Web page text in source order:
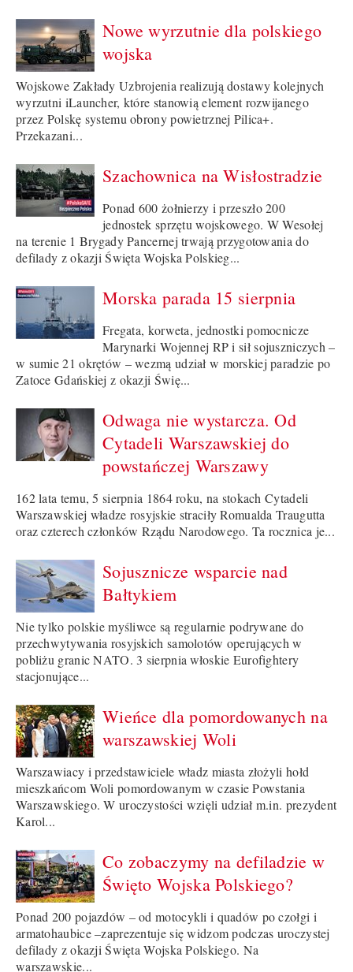
Nowe wyrzutnie dla polskiego
wojska
Wojskowe Zakłady Uzbrojenia realizują dostawy kolejnych
wyrzutni iLauncher, które stanowią element rozwijanego
przez Polskę systemu obrony powietrznej Pilica+.
Przekazani...
Szachownica na Wisłostradzie
Ponad 600 żołnierzy i przeszło 200
jednostek sprzętu wojskowego. W Wesołej
na terenie 1 Brygady Pancernej trwają przygotowania do
defilady z okazji Święta Wojska Polskieg...
Morska parada 15 sierpnia
Fregata, korweta, jednostki pomocnicze
Marynarki Wojennej RP i sił sojuszniczych –
w sumie 21 okrętów – wezmą udział w morskiej paradzie po
Zatoce Gdańskiej z okazji Świę...
Odwaga nie wystarcza. Od
Cytadeli Warszawskiej do
powstańczej Warszawy
162 lata temu, 5 sierpnia 1864 roku, na stokach Cytadeli
Warszawskiej władze rosyjskie straciły Romualda Traugutta
oraz czterech członków Rządu Narodowego. Ta rocznica je...
Sojusznicze wsparcie nad
Bałtykiem
Nie tylko polskie myśliwce są regularnie podrywane do
przechwytywania rosyjskich samolotów operujących w
pobliżu granic NATO. 3 sierpnia włoskie Eurofightery
stacjonujące...
Wieńce dla pomordowanych na
warszawskiej Woli
Warszawiacy i przedstawiciele władz miasta złożyli hołd
mieszkańcom Woli pomordowanym w czasie Powstania
Warszawskiego. W uroczystości wzięli udział m.in. prezydent
Karol...
Co zobaczymy na defiladzie w
Święto Wojska Polskiego?
Ponad 200 pojazdów – od motocykli i quadów po czołgi i
armatohaubice –zaprezentuje się widzom podczas uroczystej
defilady z okazji Święta Wojska Polskiego. Na
warszawskie...